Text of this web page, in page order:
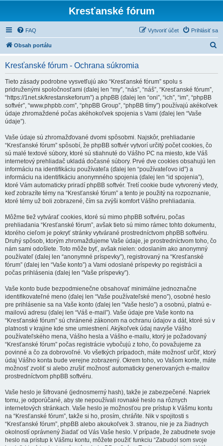
Kresťanské fórum
FAQ Prihlásiť sa
Vytvoriť účet
Obsah portálu
Kresťanské fórum - Ochrana súkromia
Tieto zásady podrobne vysvetľujú ako “Kresťanské fórum” spolu s
pridruženými spoločnosťami (ďalej len “my”, “nás”, “náš”, “Kresťanské fórum”,
“https://1net.sk/krestanskeforum”) a phpBB (ďalej len “oni”, “ich”, “im”, “phpBB
softvér”, “www.phpbb.com”, “phpBB Group”, “phpBB tímy”) používajú akékoľvek
údaje zhromaždené počas akéhokoľvek spojenia s Vami (ďalej len “Vaše
údaje”).
Vaše údaje sú zhromažďované dvomi spôsobmi. Najskôr, prehliadanie
“Kresťanské fórum” spôsobí, že phpBB softvér vytvorí určitý počet cookies, čo
sú malé textové súbory, ktoré sú stiahnuté do Vášho PC na miesto, kde Váš
internetový prehliadač ukladá dočasné súbory. Prvé dve cookies obsahujú len
informáciu na identifikáciu používateľa (ďalej len “používateľovo id”) a
informáciu na identifikáciu anonymného spojenia (ďalej len “id spojenia”),
ktoré Vám automaticky priradí phpBB softvér. Tretí cookie bude vytvorený vtedy,
keď zobrazíte témy na “Kresťanské fórum” a tento je použitý na rozpoznanie,
ktoré témy už boli zobrazené, čím sa zvýši komfort Vášho prehliadania.
Môžme tiež vytvárať cookies, ktoré sú mimo phpBB softvéru, počas
prehliadania “Kresťanské fórum”, avšak tieto sú mimo rámec tohto dokumentu,
ktorého cieľom je pokryť stránky vytvárané prostredníctvom phpBB softvéru.
Druhý spôsob, ktorým zhromažďujeme Vaše údaje, je prostredníctvom toho, čo
nám sami odošlete. Toto môže byť, avšak nielen: odoslaním ako anonymný
používateľ (ďalej len “anonymné príspevky”), registrovaný na “Kresťanské
fórum” (ďalej len “Vaše konto”) a Vami odoslané príspevky po registrácii a
počas prihlásenia (ďalej len “Vaše príspevky”).
Vaše konto bude bezpodmienečne obsahovať minimálne jednoznačne
identifikovateľné meno (ďalej len “Vaše používateľské meno”), osobné heslo
pre prihlásenie sa na Vaše konto (ďalej len “Vaše heslo”) a osobnú, platnú e-
mailovú adresu (ďalej len “Váš e-mail”). Vaše údaje pre Vaše konto na
“Kresťanské fórum” sú chránené zákonom na ochranu údajov a dát, ktoré sú v
platnosti v krajine kde sme umiestnení. Akýkoľvek údaj navyše Vášho
používateľského mena, Vášho hesla a Vášho e-mailu, ktorý je požadovaný
“Kresťanské fórum” počas registrácie vybočujú z toho, čo považujeme za
povinné a čo za dobrovoľné. Vo všetkých prípadoch, máte možnosť určiť, ktorý
údaj Vášho konta bude verejne zobrazený. Okrem toho, vo Vašom konte, máte
možnosť zvoliť si alebo zrušiť možnosť automaticky generovaných e-mailov
prostredníctvom phpBB softvéru.
Vaše heslo je šifrované (jednosmerný hash), takže je zabezpečené. Napriek
tomu, je odporúčané, aby ste nepoužívali rovnaké heslo na rôznych
internetových stránkach. Vaše heslo je možnosťou pre prístup k Vášmu kontu
na “Kresťanské fórum”, takže si ho, prosím, chráňte. Nik v spojitosti s
“Kresťanské fórum”, phpBB alebo akoukoľvek 3. stranou, nie je za žiadnych
okolností oprávnený žiadať od Vás Vaše heslo. V prípade, že zabudnete svoje
heslo na prístup k Vášmu kontu, môžete použiť funkciu “Zabudol som svoje